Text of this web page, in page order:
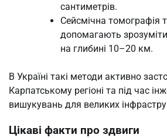
сантиметрів.
Сейсмічна томографія
допомагають
на глибині 10–20 км.
В Україні такі методи активно
Карпатському регіоні та під час
вишукувань для великих
Цікаві факти про здвиги